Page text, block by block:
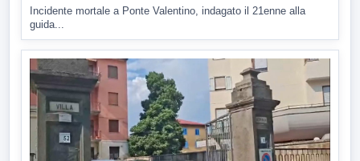
Incidente mortale a Ponte Valentino, indagato il 21enne alla
guida...